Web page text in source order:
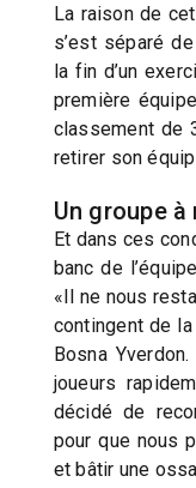
La raison de
s’est séparé
la fin d’un
première
classement de
retirer son
Un groupe
Et dans ces
banc de
«Il ne nous
contingent de la
Bosna
joueurs
décidé de
pour que nous
et bâtir une